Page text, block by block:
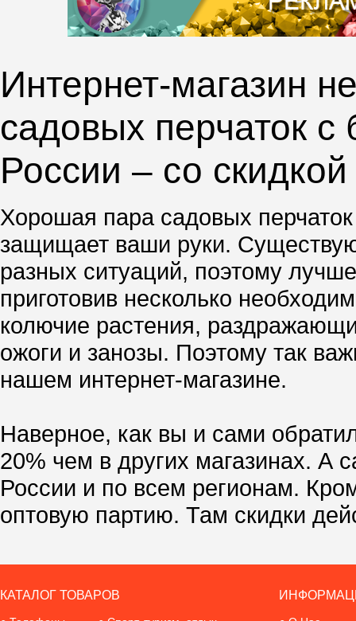
Интернет-магазин
садовых перчаток с
России – со
Хорошая пара садовых
защищает ваши руки.
разных ситуаций, поэтому
приготовив несколько
колючие растения,
ожоги и занозы. Поэтому так
нашем интернет-магазине.
Наверное, как вы и сами
20% чем в других магазинах. А
России и по всем регионам.
оптовую партию. Там скидки
КАТАЛОГ ТОВАРОВ